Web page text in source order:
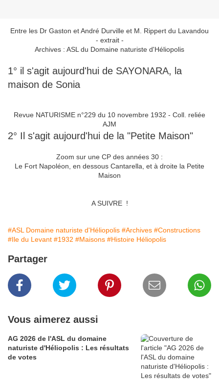
Entre les Dr Gaston et André Durville et M. Rippert du Lavandou
- extrait -
Archives : ASL du Domaine naturiste d'Héliopolis
1° il s'agit aujourd'hui de SAYONARA, la
maison de Sonia
Revue NATURISME n°229 du 10 novembre 1932 - Coll. reliée
AJM
2° Il s'agit aujourd'hui de la "Petite Maison"
Zoom sur une CP des années 30 :
Le Fort Napoléon, en dessous Cantarella, et à droite la Petite
Maison
A SUIVRE !
#ASL Domaine naturiste d'Héliopolis #Archives #Constructions
#Ile du Levant #1932 #Maisons #Histoire Héliopolis
Partager
Vous aimerez aussi
AG 2026 de l'ASL du domaine
naturiste d'Héliopolis : Les résultats
de votes